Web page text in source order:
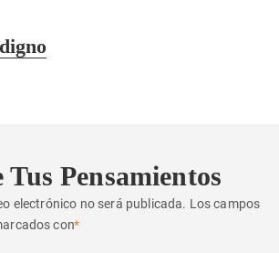
Pensamientos
electrónico no será publicada. Los campos
con*